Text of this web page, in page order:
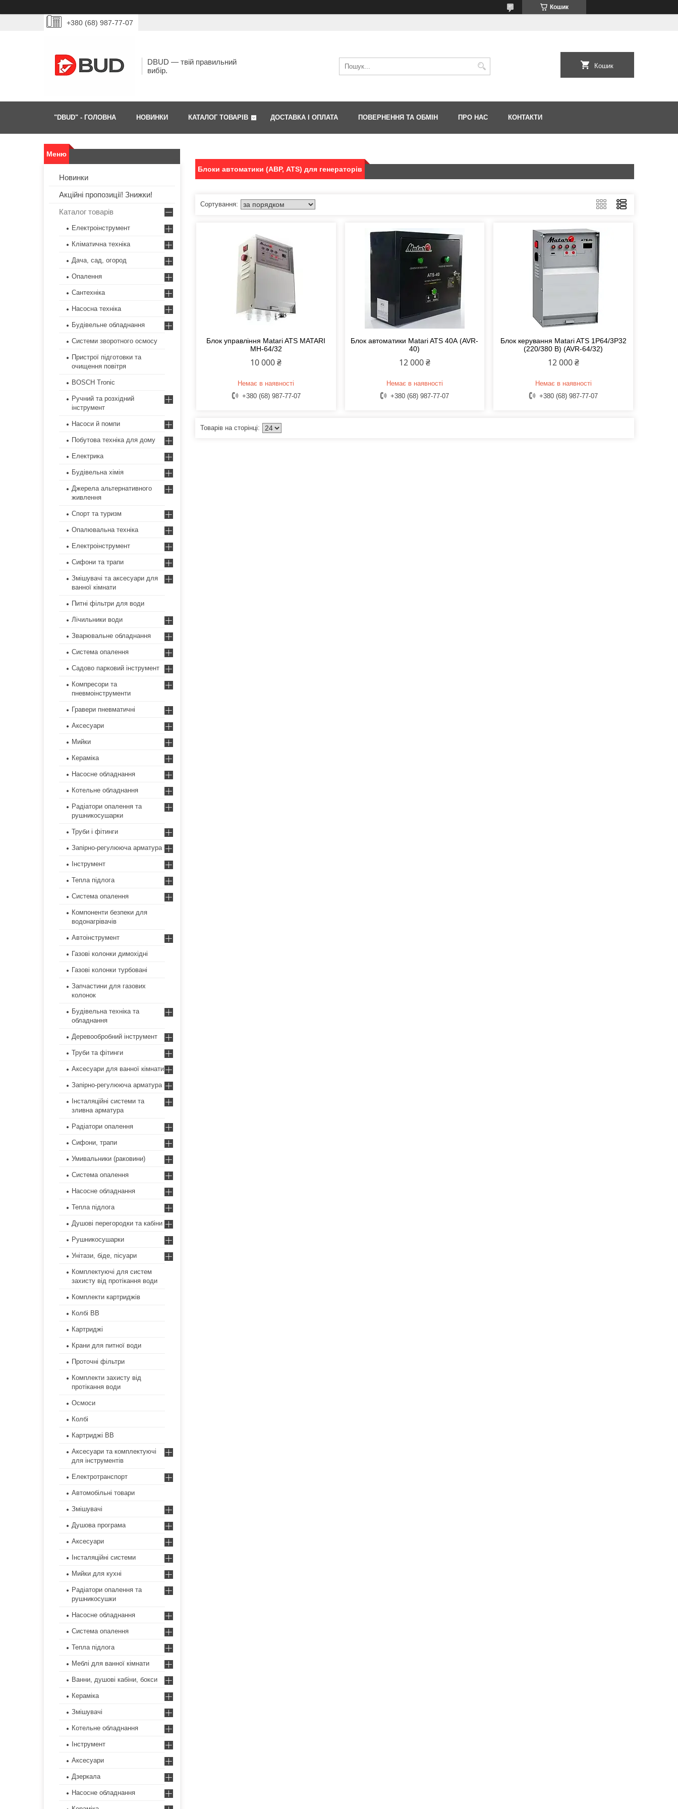
Кошик
+380 (68) 987-77-07
DBUD — твій правильний
вибір.
Кошик
"DBUD" - ГОЛОВНА НОВИНКИ КАТАЛОГ ТОВАРІВ ДОСТАВКА І ОПЛАТА ПОВЕРНЕННЯ ТА ОБМІН ПРО НАС КОНТАКТИ
Блоки автоматики (АВР, ATS) для генераторів
Блок управління Matari ATS MATARI
МН-64/32
10 000 ₴
Немає в наявності
+380 (68) 987-77-07
Блок автоматики Matari ATS 40А (AVR-
40)
12 000 ₴
Немає в наявності
+380 (68) 987-77-07
Блок керування Matari ATS 1P64/3P32
(220/380 В) (AVR-64/32)
12 000 ₴
Немає в наявності
+380 (68) 987-77-07
Новинки
Акційні пропозиції! Знижки!
Каталог товарів
Електроінструмент
Кліматична техніка
Дача, сад, огород
Опалення
Сантехніка
Насосна техніка
Будівельне обладнання
Системи зворотного осмосу
Пристрої підготовки та
очищення повітря
BOSCH Tronic
Ручний та розхідний
інструмент
Насоси й помпи
Побутова техніка для дому
Електрика
Будівельна хімія
Джерела альтернативного
живлення
Спорт та туризм
Опалювальна техніка
Електроінструмент
Сифони та трапи
Змішувачі та аксесуари для
ванної кімнати
Питні фільтри для води
Лічильники води
Зварювальне обладнання
Система опалення
Садово парковий інструмент
Компресори та
пневмоінструменти
Гравери пневматичні
Аксесуари
Мийки
Кераміка
Насосне обладнання
Котельне обладнання
Радіатори опалення та
рушникосушарки
Труби і фітинги
Запірно-регулююча арматура
Інструмент
Тепла підлога
Система опалення
Компоненти безпеки для
водонагрівачів
Автоінструмент
Газові колонки димохідні
Газові колонки турбовані
Запчастини для газових
колонок
Будівельна техніка та
обладнання
Деревообробний інструмент
Труби та фітинги
Аксесуари для ванної кімнати
Запірно-регулююча арматура
Інсталяційні системи та
зливна арматура
Радіатори опалення
Сифони, трапи
Умивальники (раковини)
Система опалення
Насосне обладнання
Тепла підлога
Душові перегородки та кабіни
Рушникосушарки
Унітази, біде, пісуари
Комплектуючі для систем
захисту від протікання води
Комплекти картриджів
Колбі ВВ
Картриджі
Крани для питної води
Проточні фільтри
Комплекти захисту від
протікання води
Осмоси
Колбі
Картриджі ВВ
Аксесуари та комплектуючі
для інструментів
Електротранспорт
Автомобільні товари
Змішувачі
Душова програма
Аксесуари
Інсталяційні системи
Мийки для кухні
Радіатори опалення та
рушникосушки
Насосне обладнання
Система опалення
Тепла підлога
Меблі для ванної кімнати
Ванни, душові кабіни, бокси
Кераміка
Змішувачі
Котельне обладнання
Інструмент
Аксесуари
Дзеркала
Насосне обладнання